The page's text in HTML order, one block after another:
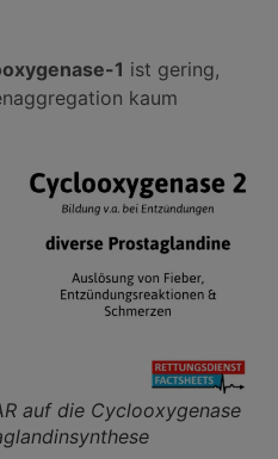
1 ist gering,
kaum
auf die Cyclooxygenase